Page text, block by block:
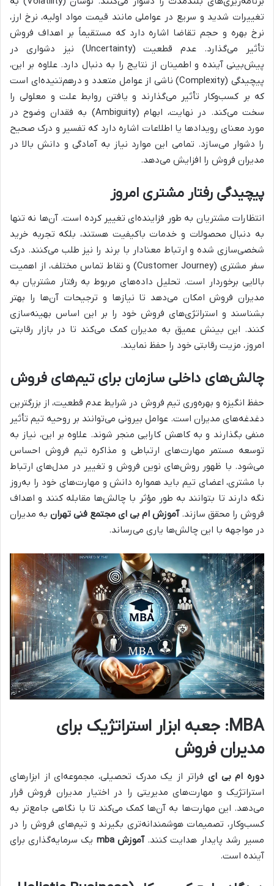
تغییرات شدید و سریع در عواملی مانند قیمت مواد اولیه، نرخ ارز،
نرخ بهره و حجم تقاضا اشاره دارد که مستقیماً بر اهداف فروش
تأثیر می‌گذارد. عدم قطعیت (Uncertainty) نیز دشواری در
پیش‌بینی آینده و اطمینان از نتایج را به دنبال دارد. علاوه بر این،
پیچیدگی (Complexity) ناشی از عوامل متعدد و درهم‌تنیده‌ای است
که بر کسب‌وکار تأثیر می‌گذارند و یافتن روابط علت و معلولی را
سخت می‌کند. در نهایت، ابهام (Ambiguity) به فقدان وضوح در
مورد معنای رویدادها یا اطلاعات اشاره دارد که تفسیر و درک صحیح
را دشوار می‌سازد. تمامی این موارد نیاز به آمادگی و دانش بالا در
مدیران فروش را افزایش می‌دهد.
پیچیدگی رفتار مشتری امروز
انتظارات مشتریان به طور فزاینده‌ای تغییر کرده است. آن‌ها نه تنها
به دنبال محصولات و خدمات باکیفیت هستند، بلکه تجربه خرید
شخصی‌سازی شده و ارتباط معنادار با برند را نیز طلب می‌کنند. درک
سفر مشتری (Customer Journey) و نقاط تماس مختلف، از اهمیت
بالایی برخوردار است. تحلیل داده‌های مربوط به رفتار مشتریان به
مدیران فروش امکان می‌دهد تا نیازها و ترجیحات آن‌ها را بهتر
بشناسند و استراتژی‌های فروش خود را بر این اساس بهینه‌سازی
کنند. این بینش عمیق به مدیران کمک می‌کند تا در بازار رقابتی
امروز، مزیت رقابتی خود را حفظ نمایند.
چالش‌های داخلی سازمان برای تیم‌های فروش
حفظ انگیزه و بهره‌وری تیم فروش در شرایط عدم قطعیت، از بزرگترین
دغدغه‌های مدیران است. عوامل بیرونی می‌توانند بر روحیه تیم تأثیر
منفی بگذارند و به کاهش کارایی منجر شوند. علاوه بر این، نیاز به
توسعه مستمر مهارت‌های ارتباطی و مذاکره تیم فروش احساس
می‌شود. با ظهور روش‌های نوین فروش و تغییر در مدل‌های ارتباط
با مشتری، اعضای تیم باید همواره دانش و مهارت‌های خود را به‌روز
نگه دارند تا بتوانند به طور مؤثر با چالش‌ها مقابله کنند و اهداف
فروش را محقق سازند.آموزش ام بی ای مجتمع فنی تهران به مدیران
در مواجهه با این چالش‌ها یاری می‌رساند.
MBA: جعبه ابزار استراتژیک برای
مدیران فروش
دوره ام بی ایفراتر از یک مدرک تحصیلی، مجموعه‌ای از ابزارهای
استراتژیک و مهارت‌های مدیریتی را در اختیار مدیران فروش قرار
می‌دهد. این مهارت‌ها به آن‌ها کمک می‌کند تا با نگاهی جامع‌تر به
کسب‌وکار، تصمیمات هوشمندانه‌تری بگیرند و تیم‌های فروش را در
مسیر رشد پایدار هدایت کنند.آموزش mba
یک سرمایه‌گذاری برای
آینده است.